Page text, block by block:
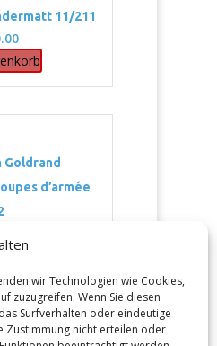
wir Technologien wie Cookies,
zuzugreifen. Wenn Sie diesen
Surfverhalten oder eindeutige
Zustimmung nicht erteilen oder
11/211
d’armée